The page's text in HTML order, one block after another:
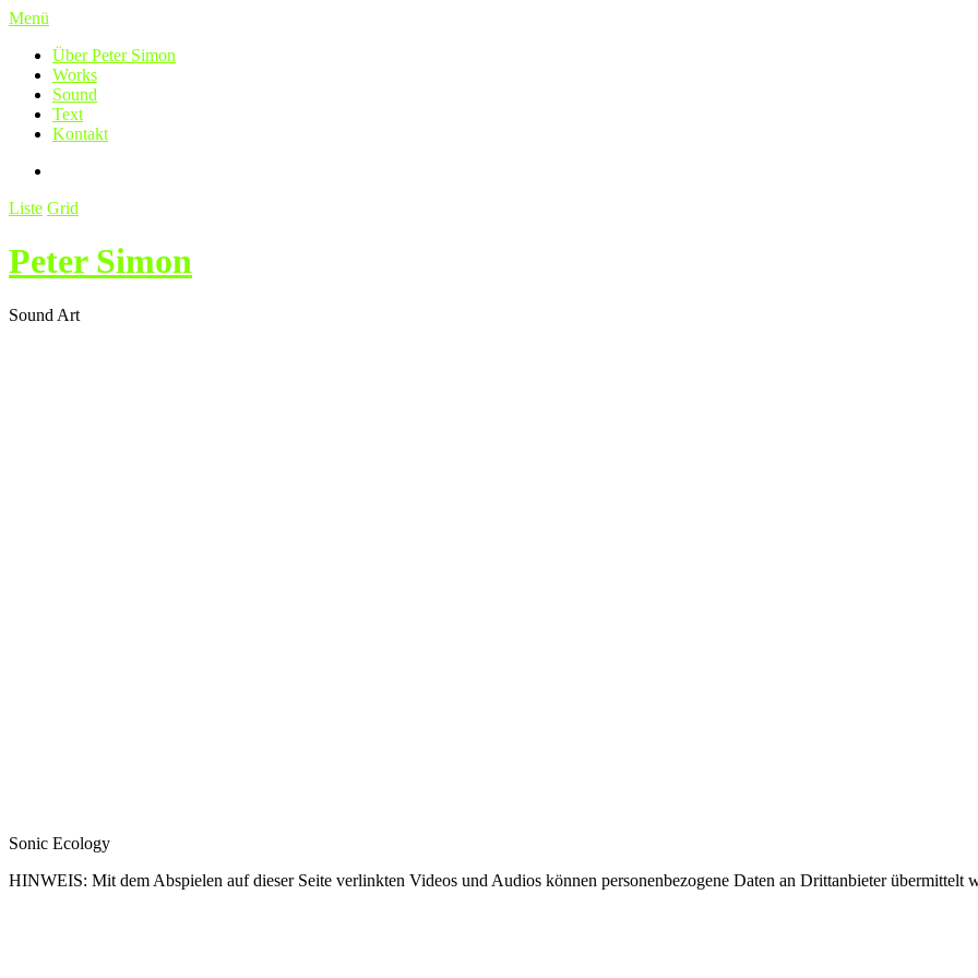
Menü
Über Peter Simon
Works
Sound
Text
Kontakt
Liste Grid
Peter Simon
Sound Art
Sonic Ecology
HINWEIS: Mit dem Abspielen auf dieser Seite verlinkten Videos und Audios können personenbezogene Daten an Drittanbieter übermittelt